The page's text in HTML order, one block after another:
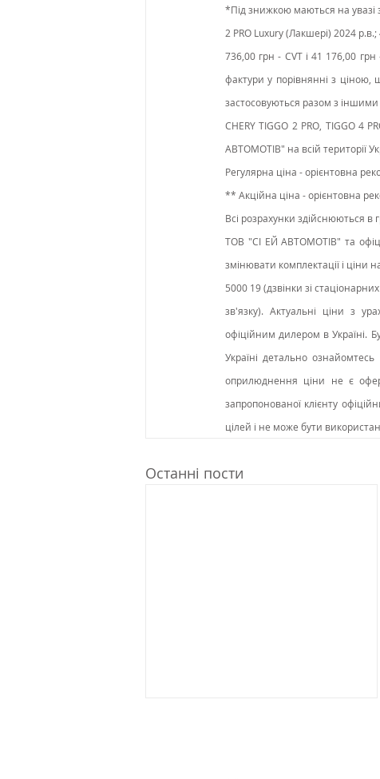
*Під знижкою маються на увазі
2 PRO Luxury (Лакшері) 2024
736,00 грн - CVT і 41 176,00
фактури у порівнянні з ціною,
застосовуються разом з
CHERY TIGGO 2 PRO, TIGGO 4
АВТОМОТІВ" на всій території
Регулярна ціна - орієнтовна
** Акційна ціна - орієнтовна
Всі розрахунки здійснюються в
ТОВ "СІ ЕЙ АВТОМОТІВ" та
змінювати комплектації і ціни
5000 19 (дзвінки зі
зв'язку). Актуальні ціни з
офіційним дилером в Україні.
Україні детально
оприлюднення ціни не є
запропонованої клієнту
цілей і не може бути
Останні пости